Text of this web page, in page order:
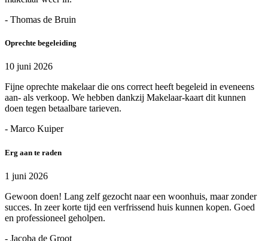
- Thomas de Bruin
Oprechte begeleiding
10 juni 2026
Fijne oprechte makelaar die ons correct heeft begeleid in eveneens
aan- als verkoop. We hebben dankzij Makelaar-kaart dit kunnen
doen tegen betaalbare tarieven.
- Marco Kuiper
Erg aan te raden
1 juni 2026
Gewoon doen! Lang zelf gezocht naar een woonhuis, maar zonder
succes. In zeer korte tijd een verfrissend huis kunnen kopen. Goed
en professioneel geholpen.
- Jacoba de Groot